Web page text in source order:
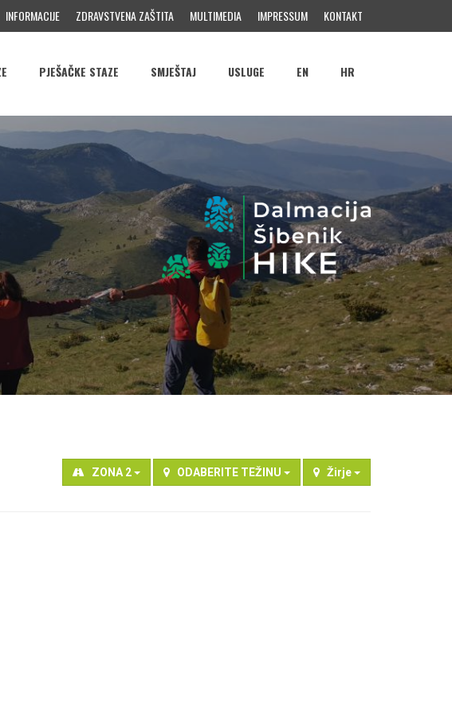
INFORMACIJE ZDRAVSTVENA ZAŠTITA MULTIMEDIA IMPRESSUM KONTAKT
PJEŠAČKE STAZE SMJEŠTAJ USLUGE HR
EN
ZONA 2 ODABERITE TEŽINU Žirje